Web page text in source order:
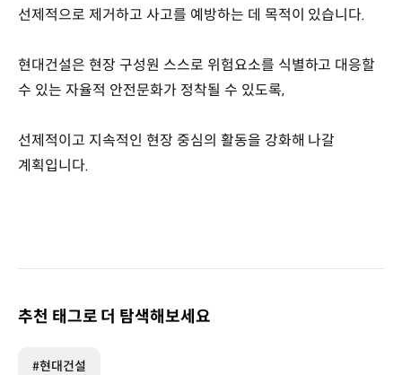
선제적으로 제거하고 사고를 예방하는 데 목적이 있습니다.
현대건설은 현장 구성원 스스로 위험요소를 식별하고 대응할
수 있는 자율적 안전문화가 정착될 수 있도록,
선제적이고 지속적인 현장 중심의 활동을 강화해 나갈
계획입니다.
추천 태그로 더 탐색해보세요
#현대건설